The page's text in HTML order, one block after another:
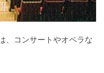
、コンサートやオペラな